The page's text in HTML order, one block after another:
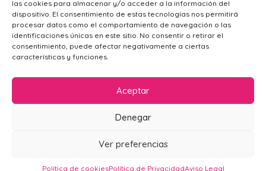
las cookies para almacenar y/o acceder a la información del
dispositivo. El consentimiento de estas tecnologías nos permitirá
procesar datos como el comportamiento de navegación o las
identificaciones únicas en este sitio. No consentir o retirar el
consentimiento, puede afectar negativamente a ciertas
características y funciones.
Aceptar
Denegar
Ver preferencias
Política de cookiesPolítica de PrivacidadAviso Legal
PSICOLOGÍA GENERAL,SÓLO PARA
MAMÁS
09/02/2016
POLÍTICA DE COOKIES (UE)
Mamá en Apuros 2024